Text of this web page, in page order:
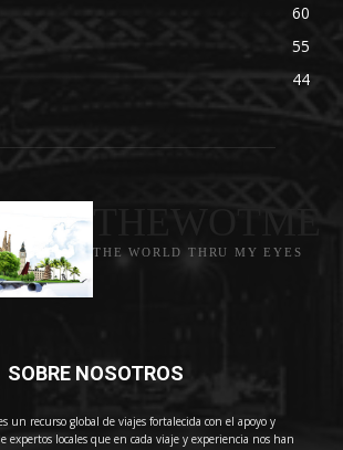
60
55
44
THE WORLD THRU MY EYES
SOBRE NOSOTROS
un recurso global de viajes fortalecida con el apoyo y
expertos locales que en cada viaje y experiencia nos han